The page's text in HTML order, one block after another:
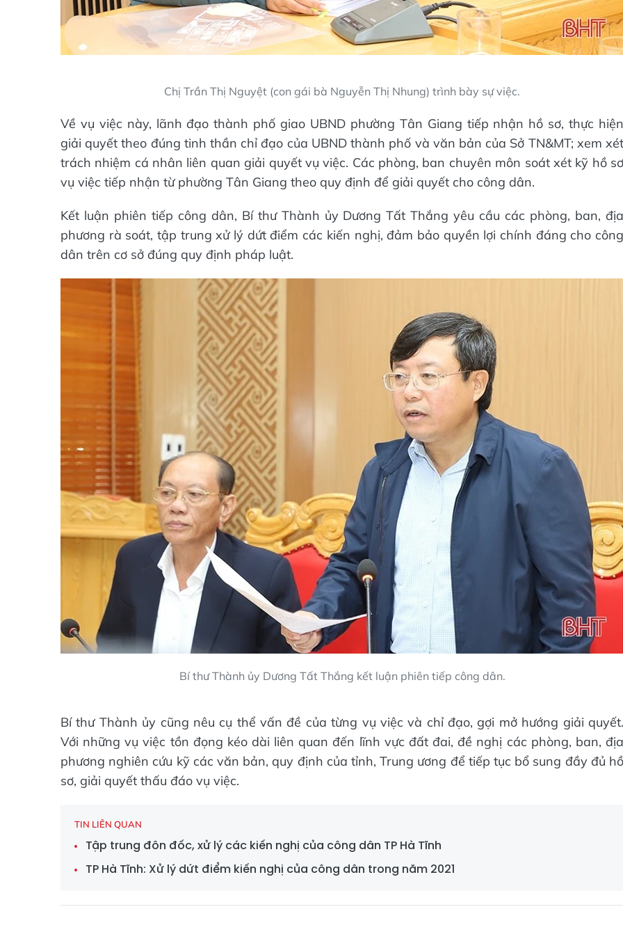
Chị Trần Thị Nguyệt (con gái bà Nguyễn Thị Nhung) trình bày sự việc.
Về vụ việc này, lãnh đạo thành phố giao UBND phường Tân Giang tiếp nhận hồ sơ, thực hiện
giải quyết theo đúng tinh thần chỉ đạo của UBND thành phố và văn bản của Sở TN&MT; xem xét
trách nhiệm cá nhân liên quan giải quyết vụ việc. Các phòng, ban chuyên môn soát xét kỹ hồ sơ
vụ việc tiếp nhận từ phường Tân Giang theo quy định để giải quyết cho công dân.
Kết luận phiên tiếp công dân, Bí thư Thành ủy Dương Tất Thắng yêu cầu các phòng, ban, địa
phương rà soát, tập trung xử lý dứt điểm các kiến nghị, đảm bảo quyền lợi chính đáng cho công
dân trên cơ sở đúng quy định pháp luật.
Bí thư Thành ủy Dương Tất Thắng kết luận phiên tiếp công dân.
Bí thư Thành ủy cũng nêu cụ thể vấn đề của từng vụ việc và chỉ đạo, gợi mở hướng giải quyết.
Với những vụ việc tồn đọng kéo dài liên quan đến lĩnh vực đất đai, đề nghị các phòng, ban, địa
phương nghiên cứu kỹ các văn bản, quy định của tỉnh, Trung ương để tiếp tục bổ sung đầy đủ hồ
sơ, giải quyết thấu đáo vụ việc.
TIN LIÊN QUAN
Tập trung đôn đốc, xử lý các kiến nghị của công dân TP Hà Tĩnh
TP Hà Tĩnh: Xử lý dứt điểm kiến nghị của công dân trong năm 2021